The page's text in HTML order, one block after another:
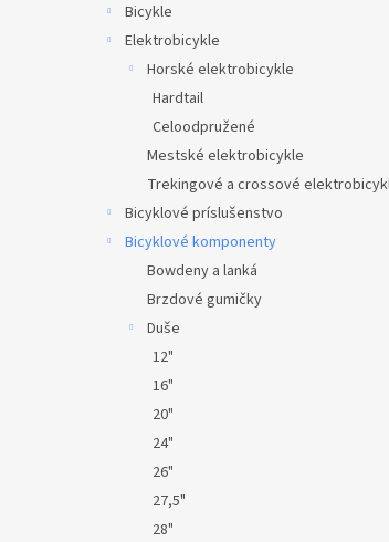
Bicykle
Elektrobicykle
Horské elektrobicykle
Hardtail
Celoodpružené
Mestské elektrobicykle
Trekingové a crossové
Bicyklové príslušenstvo
Bicyklové komponenty
Bowdeny a lanká
Brzdové gumičky
Duše
12"
16"
20"
24"
26"
27,5"
28"